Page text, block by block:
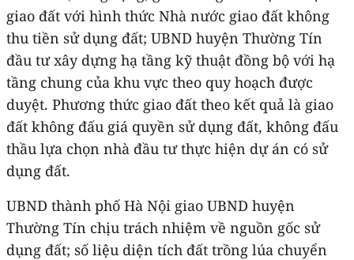
giao đất với hình thức Nhà nước giao đất không
thu tiền sử dụng đất; UBND huyện Thường Tín
đầu tư xây dựng hạ tầng kỹ thuật đồng bộ với hạ
tầng chung của khu vực theo quy hoạch được
duyệt. Phương thức giao đất theo kết quả là giao
đất không đấu giá quyền sử dụng đất, không đấu
thầu lựa chọn nhà đầu tư thực hiện dự án có sử
dụng đất.
UBND thành phố Hà Nội giao UBND huyện
Thường Tín chịu trách nhiệm về nguồn gốc sử
dụng đất; số liệu diện tích đất trồng lúa chuyển